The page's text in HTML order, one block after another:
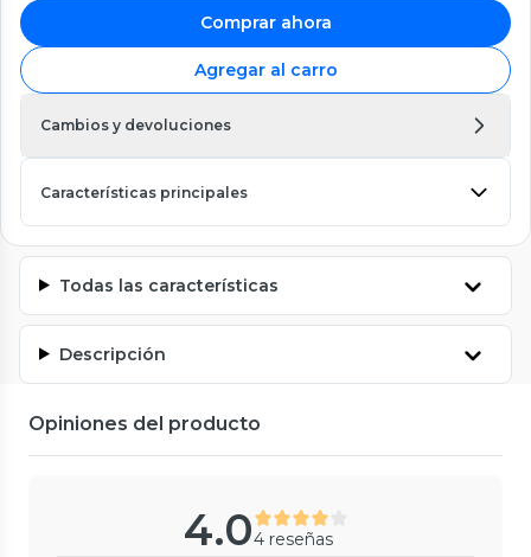
Comprar ahora
Agregar al carro
Cambios y devoluciones
Características principales
Todas las características
Descripción
Opiniones del producto
4.04 reseñas